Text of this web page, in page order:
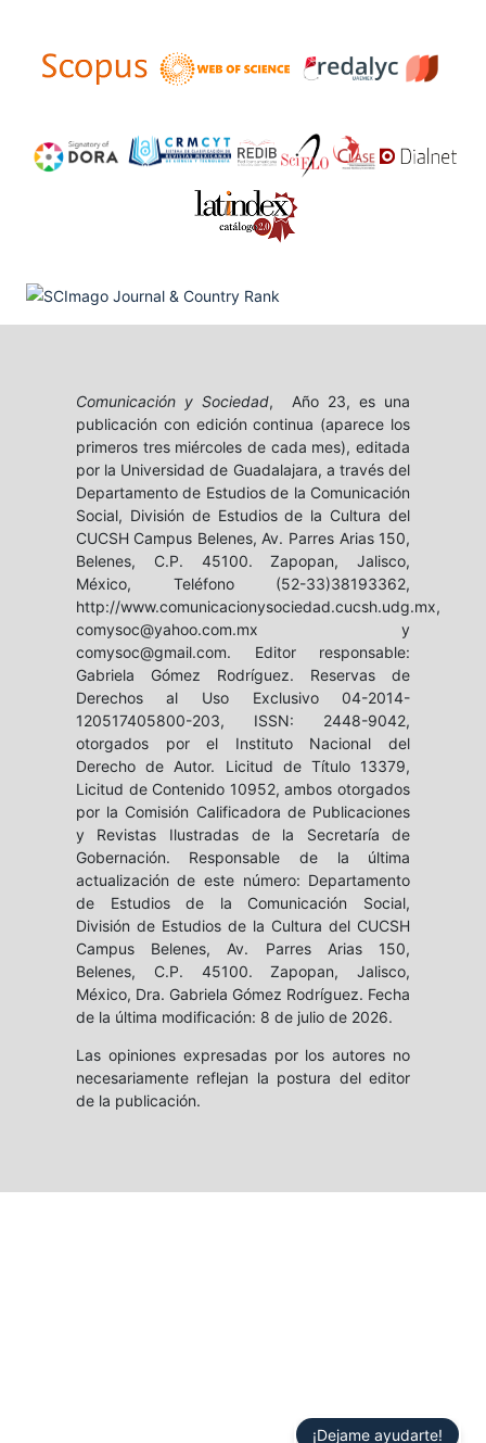
Comunicación y Sociedad, Año 23, es una
publicación con edición continua (aparece los
primeros tres miércoles de cada mes), editada
por la Universidad de Guadalajara, a través del
Departamento de Estudios de la Comunicación
Social, División de Estudios de la Cultura del
CUCSH Campus Belenes, Av. Parres Arias 150,
Belenes, C.P. 45100. Zapopan, Jalisco,
México, Teléfono (52-33)38193362,
http://www.comunicacionysociedad.cucsh.udg.mx,
comysoc@yahoo.com.mx y
comysoc@gmail.com. Editor responsable:
Gabriela Gómez Rodríguez. Reservas de
Derechos al Uso Exclusivo 04-2014-
120517405800-203, ISSN: 2448-9042,
otorgados por el Instituto Nacional del
Derecho de Autor. Licitud de Título 13379,
Licitud de Contenido 10952, ambos otorgados
por la Comisión Calificadora de Publicaciones
y Revistas Ilustradas de la Secretaría de
Gobernación. Responsable de la última
actualización de este número: Departamento
de Estudios de la Comunicación Social,
División de Estudios de la Cultura del CUCSH
Campus Belenes, Av. Parres Arias 150,
Belenes, C.P. 45100. Zapopan, Jalisco,
México, Dra. Gabriela Gómez Rodríguez. Fecha
de la última modificación: 8 de julio de 2026.
Las opiniones expresadas por los autores no
necesariamente reflejan la postura del editor
de la publicación.
¡Dejame ayudarte!